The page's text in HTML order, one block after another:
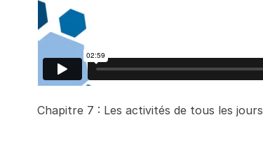
Chapitre 7 : Les activités de tous les jours